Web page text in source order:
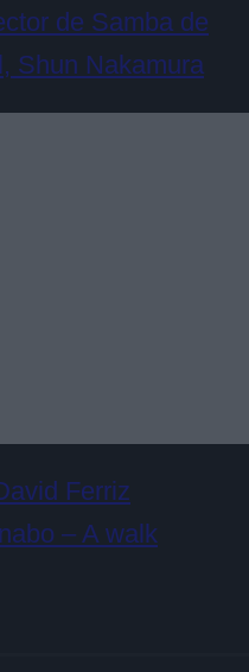
de Samba de
Shun Nakamura
Ferriz
– A walk